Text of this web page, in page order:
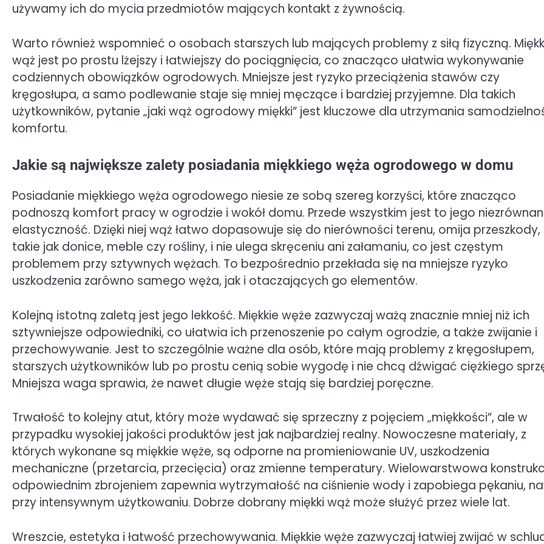
używamy ich do mycia przedmiotów mających kontakt z żywnością.
Warto również wspomnieć o osobach starszych lub mających problemy z siłą fizyczną.
wąż jest po prostu lżejszy i łatwiejszy do pociągnięcia, co znacząco ułatwia wykonywanie
codziennych obowiązków ogrodowych. Mniejsze jest ryzyko przeciążenia stawów czy
kręgosłupa, a samo podlewanie staje się mniej męczące i bardziej przyjemne. Dla takich
użytkowników, pytanie „jaki wąż ogrodowy miękki” jest kluczowe dla utrzymania
komfortu.
Jakie są największe zalety posiadania miękkiego węża ogrodowego w domu
Posiadanie miękkiego węża ogrodowego niesie ze sobą szereg korzyści, które znacząco
podnoszą komfort pracy w ogrodzie i wokół domu. Przede wszystkim jest to jego
elastyczność. Dzięki niej wąż łatwo dopasowuje się do nierówności terenu, omija przeszkody,
takie jak donice, meble czy rośliny, i nie ulega skręceniu ani załamaniu, co jest częstym
problemem przy sztywnych wężach. To bezpośrednio przekłada się na mniejsze ryzyko
uszkodzenia zarówno samego węża, jak i otaczających go elementów.
Kolejną istotną zaletą jest jego lekkość. Miękkie węże zazwyczaj ważą znacznie mniej niż ich
sztywniejsze odpowiedniki, co ułatwia ich przenoszenie po całym ogrodzie, a także zwijanie i
przechowywanie. Jest to szczególnie ważne dla osób, które mają problemy z kręgosłupem,
starszych użytkowników lub po prostu cenią sobie wygodę i nie chcą dźwigać ciężkiego
Mniejsza waga sprawia, że nawet długie węże stają się bardziej poręczne.
Trwałość to kolejny atut, który może wydawać się sprzeczny z pojęciem „miękkości”, ale w
przypadku wysokiej jakości produktów jest jak najbardziej realny. Nowoczesne materiały, z
których wykonane są miękkie węże, są odporne na promieniowanie UV, uszkodzenia
mechaniczne (przetarcia, przecięcia) oraz zmienne temperatury. Wielowarstwowa
odpowiednim zbrojeniem zapewnia wytrzymałość na ciśnienie wody i zapobiega pękaniu,
przy intensywnym użytkowaniu. Dobrze dobrany miękki wąż może służyć przez wiele lat.
Wreszcie, estetyka i łatwość przechowywania. Miękkie węże zazwyczaj łatwiej zwijać w